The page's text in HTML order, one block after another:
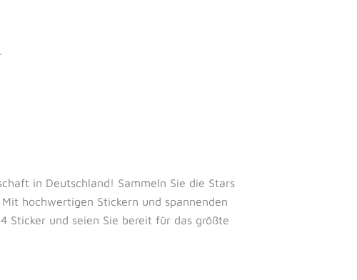
in Deutschland! Sammeln Sie die Stars
hochwertigen Stickern und spannenden
Sticker und seien Sie bereit für das größte